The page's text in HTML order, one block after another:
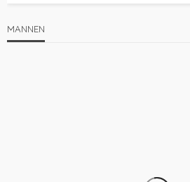
MANNEN